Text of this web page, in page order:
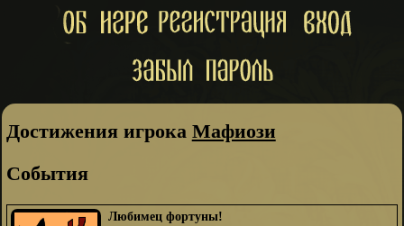
Достижения игрока Мафиози
События
Любимец фортуны!